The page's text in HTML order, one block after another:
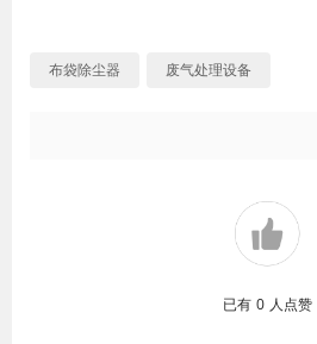
布袋除尘器 废气处理设备
已有 0 人点赞